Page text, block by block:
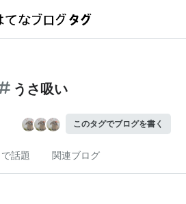
うさ吸い
このタグでブログを書く
話題 関連ブログ